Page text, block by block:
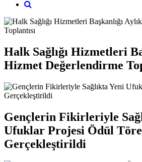
Halk Sağlığı Hizmetleri
Hizmet Değerlendirme
Gençlerin Fikirleriyle
Ufuklar Projesi Ödül
Gerçekleştirildi